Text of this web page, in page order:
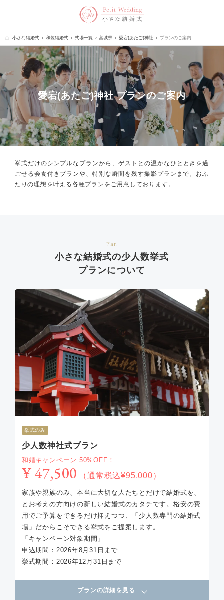
小さな結婚式 和装結婚式 式場一覧 宮城県 愛宕(あたご)神社 プランのご案内
愛宕(あたご)神社 プランのご案内
挙式だけのシンプルなプランから、ゲストとの温かなひとときを過
ごせる会食付きプランや、特別な瞬間を残す撮影プランまで。 おふ
たりの理想を叶える各種プランをご用意しております。
Plan
小さな結婚式の少人数挙式
プランについて
挙式のみ
少人数神社式プラン
和婚キャンペーン 50%OFF！
¥ 47,500 （通常税込¥95,000）
家族や親族のみ、本当に大切な人たちとだけで結婚式を、
とお考えの方向けの新しい結婚式のカタチです。格安の費
用でご予算をできるだけ抑えつつ、「少人数専門の結婚式
場」だからこそできる挙式をご提案します。
「キャンペーン対象期間」
申込期間：2026年8月31日まで
挙式期間：2026年12月31日まで
プランの詳細を見る